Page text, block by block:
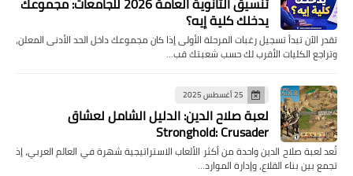
يدخلك كلية إيه؟
تقدر الآن تبدأ تسجيل رغبات المرحلة الأولى إذا كان مجموعك داخل الحد الأدنى المعلن،
وتراجع الكليات الأقرب لك حسب شعبتك قب…
25 أغسطس 2025
لعبة صلاح الدين: الدليل الشامل لعشاق
Stronghold: Crusader
تُعد لعبة صلاح الدين واحدة من أكثر الألعاب الاستراتيجية شهرة في العالم العربي، إذ
تجمع بين بناء القلاع، وإدارة الموارد…